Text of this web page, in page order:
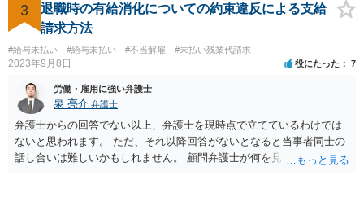
3
退職時の有給消化についての約束違反による支給
請求方法
#給与未払い #給与未払い #不当解雇 #未払い残業代請求
2023年9月8日 役にたった 7
労働・雇用に強い弁護士
泉 亮介 弁護士
弁護士からの回答でない以上、弁護士を現時点で立てているわけでは
ないと思われます。 ただ、それ以降回答がないとなると当事者同士の
話し合いは難しいかもしれません。 顧問弁護士が何を見て判断したの
で、どの程度の事実を顧問弁護士が把握しているかも不明です。 有休